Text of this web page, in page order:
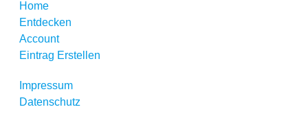
Home
Entdecken
Account
Eintrag Erstellen
Impressum
Datenschutz